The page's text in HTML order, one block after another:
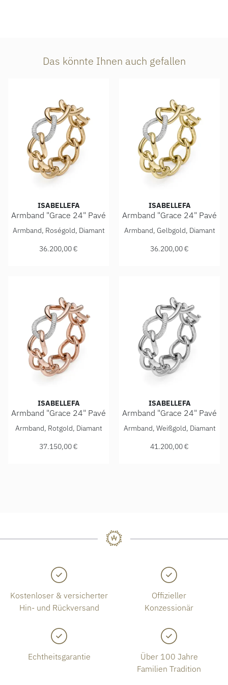
Das könnte Ihnen auch gefallen
ISABELLEFA
Armband "Grace 24" Pavé
IsabelleFa Armband "Grace 24" Pavé, Ref: 60024/
Armband, Roségold, Diamant
36.200,00 €
ISABELLEFA
Armband "Grace 24" Pavé
IsabelleFa Armband
Armband, Gelbgold, Diamant
36.200,00 €
ISABELLEFA
Armband "Grace 24" Pavé
IsabelleFa Armband "Grace 24" Pavé, Ref: 60024/
Armband, Rotgold, Diamant
37.150,00 €
ISABELLEFA
Armband "Grace 24" Pavé
IsabelleFa Armband
Armband, Weißgold, Diamant
41.200,00 €
Kostenloser & versicherter
Hin- und Rückversand
Offizieller
Konzessionär
Echtheitsgarantie
Über 100 Jahre
Familien Tradition